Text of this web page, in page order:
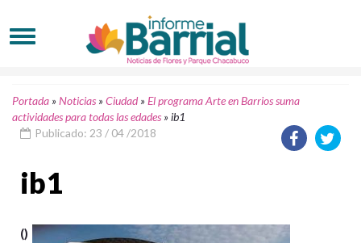
Portada »Noticias »Ciudad»El programa Arte en Barrios suma
actividades para todas las edades »ib1
Publicado: 23 / 04 /2018
ib1
()